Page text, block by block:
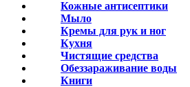
Кожные антисептики
Мыло
Кремы для рук и ног
Кухня
Чистящие средства
Обеззараживание воды
Книги